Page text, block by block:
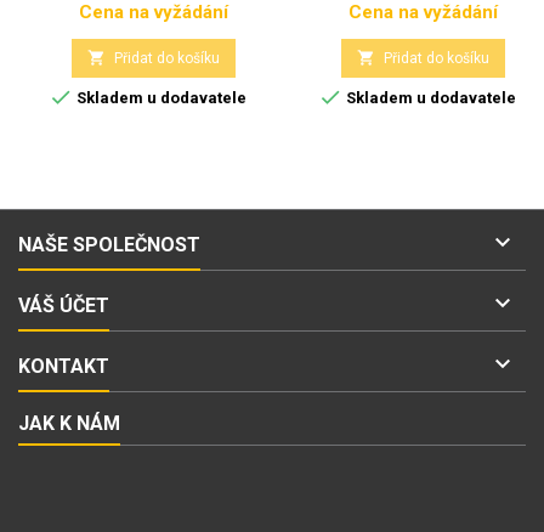
Cena
Cena na vyžádání
 Přidat do košíku
 Skladem u dodavatele
Cena
Cena na vyžádání
 Přidat do košíku
 Skladem u dodavatele
NAŠE SPOLEČNOST 
VÁŠ ÚČET 
KONTAKT 
JAK K NÁM